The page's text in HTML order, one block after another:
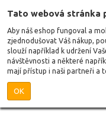
Tato webová stránka
Aby náš eshop fungoval a
zjednodušovat Váš nákup,
slouží například k udržení
návštěvnosti a některé
mají přístup i naši partneři a
OK